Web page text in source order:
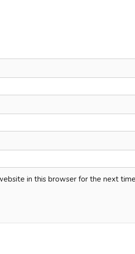
in this browser for the next